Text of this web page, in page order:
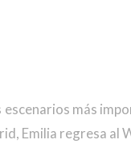
escenarios más
Emilia regresa al